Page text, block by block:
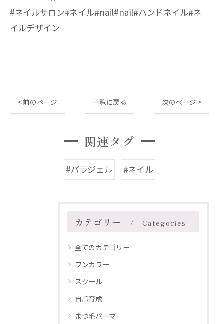
#ネイルサロン#ネイル#nail#nail#ハンドネイル#ネ
イルデザイン
< 前のページ 一覧に戻る 次のページ >
関連タグ
#パラジェル #ネイル
カテゴリー Categories
全てのカテゴリー
ワンカラー
スクール
自爪育成
まつ毛パーマ